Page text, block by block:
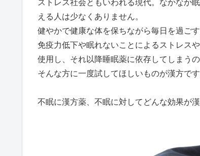
ストレス社会ともいわれる現代。なかなか
える人は少なくありません。
健やかで健康な体を保ちながら毎日を過ご
免疫力低下や眠れないことによるストレス
使用し、それ以降睡眠薬に依存してしまう
そんな方に一度試してほしいものが漢方です
不眠に漢方薬、不眠に対してどんな効果が